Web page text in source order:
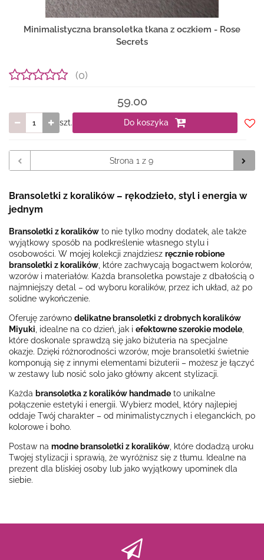
Minimalistyczna bransoletka tkana z oczkiem - Rose
Secrets
(0)
59.00
szt. Do koszyka
Bransoletki z koralików – rękodzieło, styl i energia w
jednym
Bransoletki z koralików to nie tylko modny dodatek, ale także
wyjątkowy sposób na podkreślenie własnego stylu i
osobowości. W mojej kolekcji znajdziesz ręcznie robione
bransoletki z koralików , które zachwycają bogactwem kolorów,
wzorów i materiałów. Każda bransoletka powstaje z dbałością o
najmniejszy detal – od wyboru koralików, przez ich układ, aż po
solidne wykończenie.
Oferuję zarówno delikatne bransoletki z drobnych koralików
Miyuki , idealne na co dzień, jak i efektowne szerokie modele
które doskonale sprawdzą się jako biżuteria na specjalne
okazje. Dzięki różnorodności wzorów, moje bransoletki świetnie
komponują się z innymi elementami biżuterii – możesz je łączyć
w zestawy lub nosić solo jako główny akcent stylizacji.
Każda bransoletka z koralików handmade to unikalne
połączenie estetyki i energii. Wybierz model, który najlepiej
oddaje Twój charakter – od minimalistycznych i eleganckich, po
kolorowe i boho.
Postaw na modne bransoletki z koralików , które dodadzą uroku
Twojej stylizacji i sprawią, że wyróżnisz się z tłumu. Idealne na
prezent dla bliskiej osoby lub jako wyjątkowy upominek dla
siebie.